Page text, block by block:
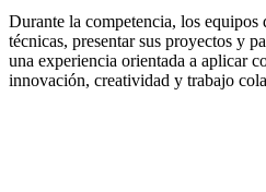
Durante la competencia, los equipos
técnicas, presentar sus proyectos y
una experiencia orientada a aplicar
innovación, creatividad y trabajo